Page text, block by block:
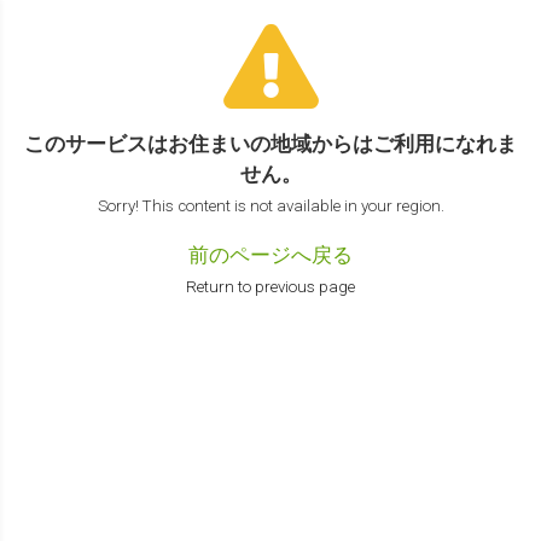
このサービスはお住まいの地域からはご利用になれま
せん。
Sorry! This content is not available in your region.
前のページへ戻る
Return to previous page